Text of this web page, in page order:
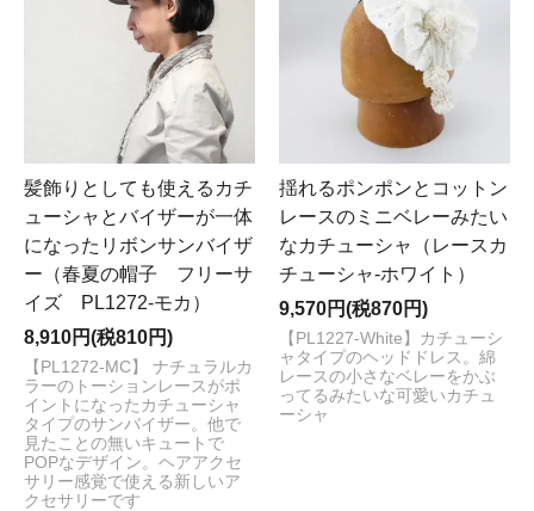
髪飾りとしても使えるカチ
ューシャとバイザーが一体
になったリボンサンバイザ
ー（春夏の帽子 フリーサ
イズ PL1272-モカ）
8,910円(税810円)
【PL1272-MC】 ナチュラルカ
ラーのトーションレースがポ
イントになったカチューシャ
タイプのサンバイザー。他で
見たことの無いキュートで
POPなデザイン。ヘアアクセ
サリー感覚で使える新しいア
クセサリーです
揺れるポンポンとコットン
レースのミニベレーみたい
なカチューシャ（レースカ
チューシャ-ホワイト）
9,570円(税870円)
【PL1227-White】カチューシ
ャタイプのヘッドドレス。綿
レースの小さなベレーをかぶ
ってるみたいな可愛いカチュ
ーシャ